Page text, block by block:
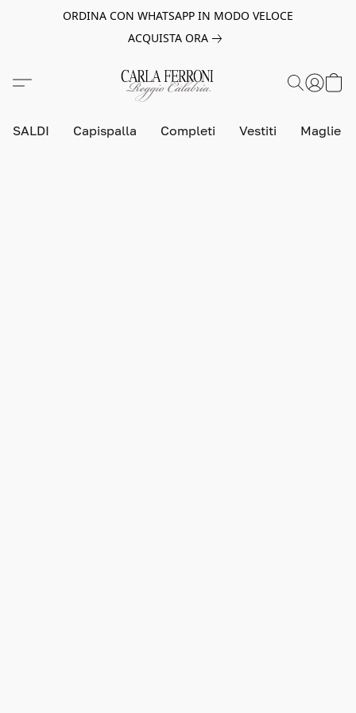
ORDINA CON WHATSAPP IN MODO VELOCE
ACQUISTA ORA
SALDI Capispalla Completi Vestiti Maglie e